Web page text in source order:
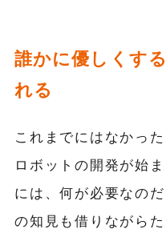
誰かに優しくす
れる
これまでにはなかっ
ロボットの開発が始
には、何が必要なの
の知見も借りながら